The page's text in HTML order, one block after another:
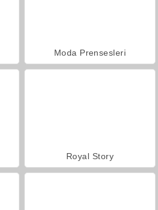
Moda Prensesleri
Royal Story